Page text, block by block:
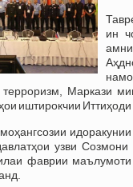
ин
терроризм, Маркази
иштирокчии
узви
фаврии